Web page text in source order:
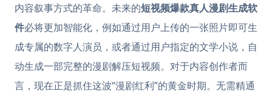
内容叙事方式的革命。未来的短视频爆款真人漫剧生成软
件必将更加智能化，例如通过用户上传的一张照片即可生
成专属的数字人演员，或者通过用户指定的文学小说，自
动生成一部完整的漫剧解压短视频。对于内容创作者而
言，现在正是抓住这波“漫剧红利”的黄金时期。无需精通